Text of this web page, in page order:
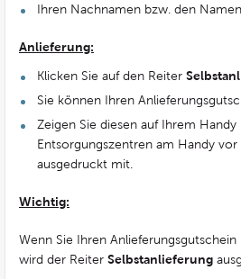
Ihren Nachnamen bzw. den
Anlieferung:
Klicken Sie auf den Reiter
Sie können Ihren
Zeigen Sie diesen auf Ihrem
Entsorgungszentren am Handy
ausgedruckt mit.
Wichtig:
Wenn Sie Ihren
wird der Reiter Selbstanlieferung